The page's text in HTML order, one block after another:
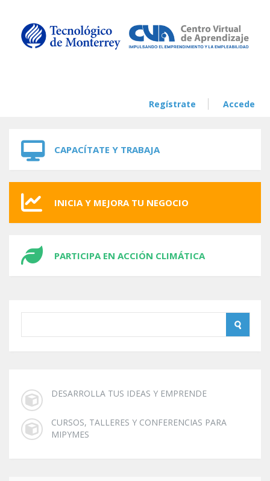
Regístrate Accede
CAPACÍTATE Y TRABAJA
INICIA Y MEJORA TU NEGOCIO
PARTICIPA EN ACCIÓN CLIMÁTICA
DESARROLLA TUS IDEAS Y EMPRENDE
CURSOS, TALLERES Y CONFERENCIAS PARA
MIPYMES